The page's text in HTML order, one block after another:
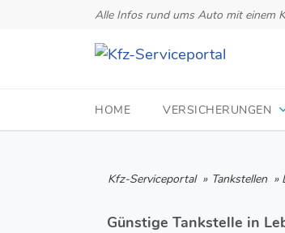
Alle Infos rund ums Auto mit einem
HOME VERSICHERUNGEN
Kfz-Serviceportal » Tankstellen »
Günstige Tankstelle in